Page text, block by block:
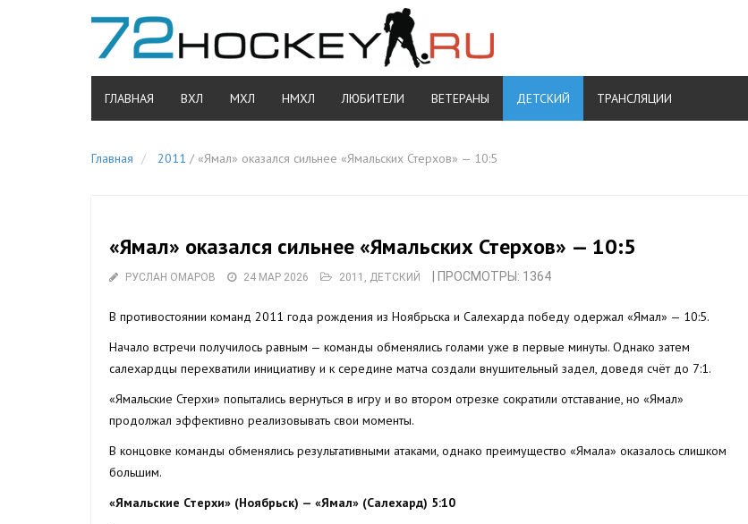
ГЛАВНАЯ ВХЛ МХЛ НМХЛ ЛЮБИТЕЛИ ВЕТЕРАНЫ ДЕТСКИЙ ТРАНСЛЯЦИИ
Главная 2011 / «Ямал» оказался сильнее «Ямальских Стерхов» — 10:5
«Ямал» оказался сильнее «Ямальских Стерхов» — 10:5
РУСЛАН ОМАРОВ 24 МАР 2026 2011 , ДЕТСКИЙ | ПРОСМОТРЫ: 1364
В противостоянии команд 2011 года рождения из Ноябрьска и Салехарда победу одержал «Ямал» — 10:5.
Начало встречи получилось равным — команды обменялись голами уже в первые минуты. Однако затем
салехардцы перехватили инициативу и к середине матча создали внушительный задел, доведя счёт до 7:1.
«Ямальские Стерхи» попытались вернуться в игру и во втором отрезке сократили отставание, но «Ямал»
продолжал эффективно реализовывать свои моменты.
В концовке команды обменялись результативными атаками, однако преимущество «Ямала» оказалось слишком
большим.
«Ямальские Стерхи» (Ноябрьск) — «Ямал» (Салехард) 5:10